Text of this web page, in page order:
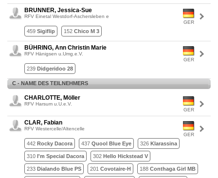
GER
BRUNNER, Jessica-Sue
RFV Einetal Westdorf-Aschersleben e
459 Sigiflip 152 Chico M 3
GER
BÜHRING, Ann Christin Marie
RFV Hänigsen u.Umg.e.V.
239 Didgeridoo 28
C - NAME DES TEILNEHMERS
GER
CHARLOTTE, Möller
RFV Harsum u.U.e.V.
GER
CLAR, Fabian
RFV Westercelle/Altencelle
442 Rocky Dacora 437 Quool Blue Eye 326 Klarassina
310 I'm Special Dacora 302 Hello Hickstead V
233 Dialando Blue PS 201 Covotaire-H 188 Conthaga Girl MB